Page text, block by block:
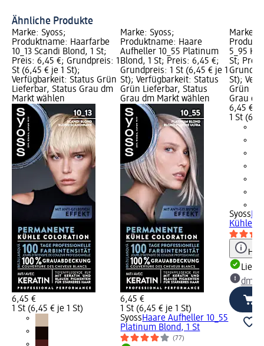
Ähnliche Produkte
Marke: Syoss;
Produktname: Haarfarbe
10_13 Scandi Blond, 1 St;
Preis: 6,45 €; Grundpreis: 1
St (6,45 € je 1 St);
Verfügbarkeit: Status Grün
Lieferbar, Status Grau dm
Markt wählen
6,45 €
1 St (6,45 € je 1 St)
Marke: Syoss;
Produktname: Haare
Aufheller 10_55 Platinum
Blond, 1 St; Preis: 6,45 €;
Grundpreis: 1 St (6,45 € je 1
St); Verfügbarkeit: Status
Grün Lieferbar, Status
Grau dm Markt wählen
6,45 €
1 St (6,45 € je 1 St)
SyossHaare Aufheller 10_55
Platinum Blond, 1 St
(77)
Marke:
5_95
St;
St);
Grün
Grau
6,45 €
1 St
Syoss
Kühles
dm